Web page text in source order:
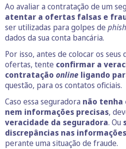
Ao avaliar a contratação de um
atentar a ofertas falsas e
ser utilizadas para golpes de
dados da sua conta bancária.
Por isso, antes de colocar os seus
ofertas, tente confirmar a
contratação online ligando
questão, para os contatos oficiais.
Caso essa seguradora não tenha
nem informações precisas,
veracidade da seguradora. Ou
discrepâncias nas
perante uma situação de fraude.